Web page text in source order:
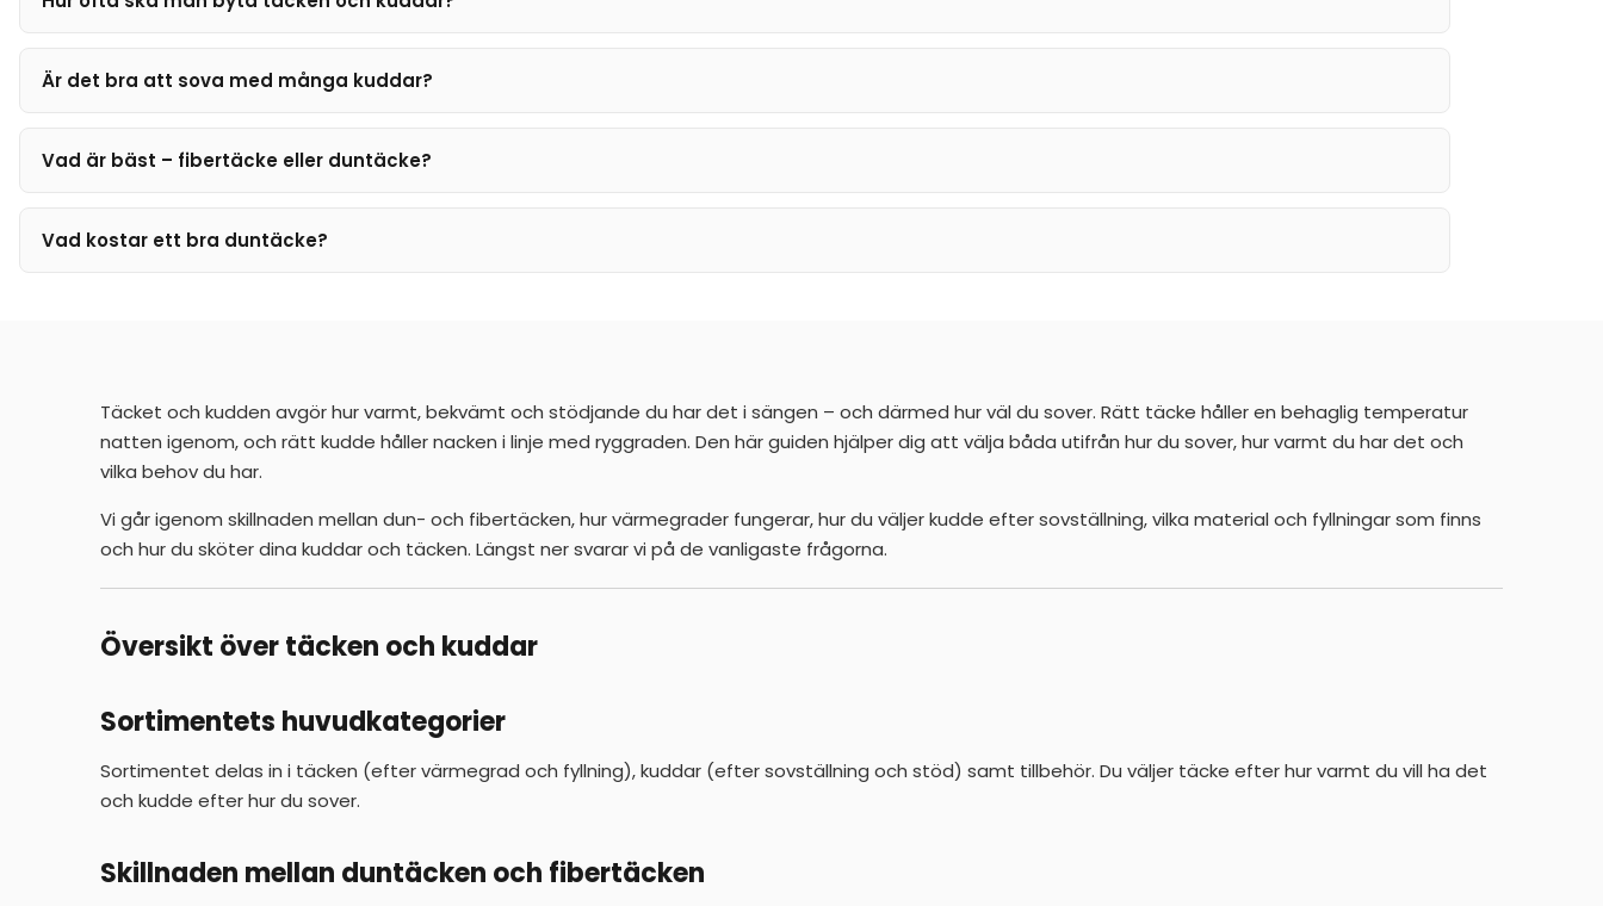
Är det bra att sova med många kuddar?
Vad är bäst – fibertäcke eller duntäcke?
Vad kostar ett bra duntäcke?
Täcket och kudden avgör hur varmt, bekvämt och stödjande du har det i sängen – och därmed hur väl du sover. Rätt täcke håller en behaglig temperatur
natten igenom, och rätt kudde håller nacken i linje med ryggraden. Den här guiden hjälper dig att välja båda utifrån hur du sover, hur varmt du har det och
vilka behov du har.
Vi går igenom skillnaden mellan dun- och fibertäcken, hur värmegrader fungerar, hur du väljer kudde efter sovställning, vilka material och fyllningar som finns
och hur du sköter dina kuddar och täcken. Längst ner svarar vi på de vanligaste frågorna.
Översikt över täcken och kuddar
Sortimentets huvudkategorier
Sortimentet delas in i täcken (efter värmegrad och fyllning), kuddar (efter sovställning och stöd) samt tillbehör. Du väljer täcke efter hur varmt du vill ha det
och kudde efter hur du sover.
Skillnaden mellan duntäcken och fibertäcken